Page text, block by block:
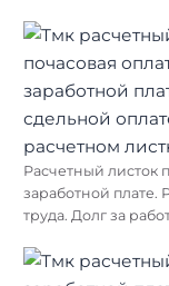
Расчетный листок
заработной плате.
труда. Долг за